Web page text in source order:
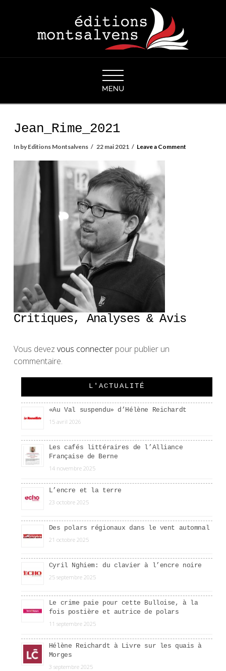
Jean_Rime_2021
In by Editions Montsalvens 22 mai 2021 Leave a Comment
Critiques, Analyses & Avis
Vous devez vous connecterpour publier un
commentaire.
L'ACTUALITÉ
«Au Val suspendu» d’Hélène Reichardt
15 avril 2026
Les cafés littéraires de l’Alliance
Française de Berne
14 novembre 2025
L’encre et la terre
23 octobre 2025
Des polars régionaux dans le vent automnal
21 octobre 2025
Cyril Nghiem: du clavier à l’encre noire
25 septembre 2025
Le crime paie pour cette Bulloise, à la
fois postière et autrice de polars
11 septembre 2025
Hélène Reichardt à Livre sur les quais à
Morges
3 septembre 2025